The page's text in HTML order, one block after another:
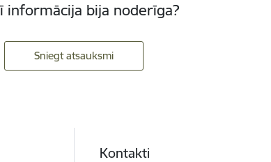
informācija bija noderīga?
Sniegt atsauksmi
Kontakti